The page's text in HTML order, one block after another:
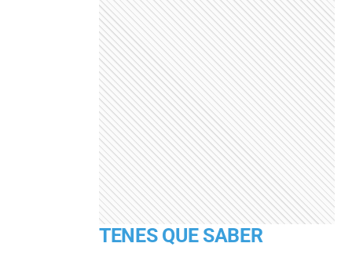
TENES QUE SABER